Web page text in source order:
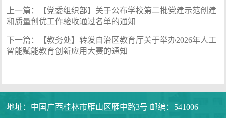
上一篇：
【党委组织部】关于公布学校第二批党建示范创建
和质量创优工作验收通过名单的通知
下一篇：
【教务处】转发自治区教育厅关于举办2026年人工
智能赋能教育创新应用大赛的通知
地址：中国广西桂林市雁山区雁中路3号 邮编：541006